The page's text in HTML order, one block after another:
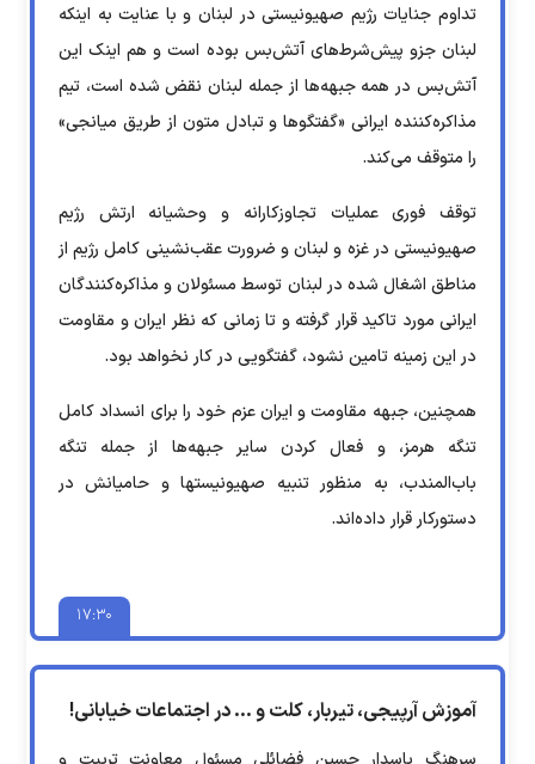
۱۷:۳۰
تداوم جنایات رژیم صهیونیستی در لبنان و با عنایت به اینکه
لبنان جزو پیش‌شرط‌های آتش‌بس بوده است و هم اینک این
آتش‌بس در همه جبهه‌ها از جمله لبنان نقض شده است، تیم
مذاکره‌کننده ایرانی «گفتگوها و تبادل متون از طریق میانجی»
را متوقف می‌کند.
توقف فوری عملیات تجاوزکارانه و وحشیانه ارتش رژیم
صهیونیستی در غزه و لبنان و ضرورت عقب‌نشینی کامل رژیم از
مناطق اشغال شده در لبنان توسط مسئولان و مذاکره‌کنندگان
ایرانی مورد تاکید قرار گرفته و تا زمانی که نظر ایران و مقاومت
در این زمینه تامین نشود، گفتگویی در کار نخواهد بود.
همچنین، جبهه مقاومت و ایران عزم خود را برای انسداد کامل
تنگه هرمز، و فعال کردن سایر جبهه‌ها از جمله تنگه
باب‌المندب، به منظور تنبیه صهیونیستها و حامیانش در
دستورکار قرار داده‌اند.
آموزش آرپیجی، تیربار، کلت و ... در اجتماعات خیابانی!